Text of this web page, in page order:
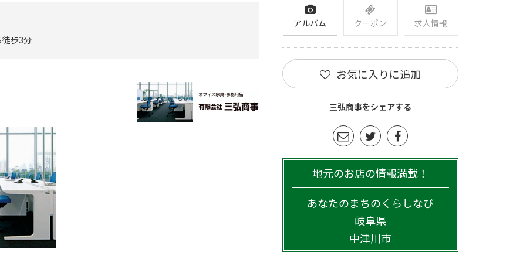
徒歩3分
アルバム クーポン 求人情報
お気に入りに追加
三弘商事をシェアする
地元のお店の情報満載！
あなたのまちのくらしなび
岐阜県
中津川市